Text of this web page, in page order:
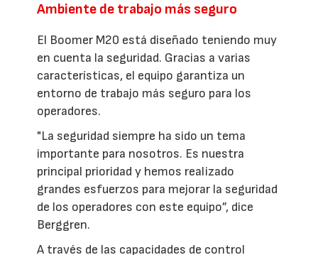
Ambiente de trabajo más seguro
El Boomer M20 está diseñado teniendo muy
en cuenta la seguridad. Gracias a varias
características, el equipo garantiza un
entorno de trabajo más seguro para los
operadores.
"La seguridad siempre ha sido un tema
importante para nosotros. Es nuestra
principal prioridad y hemos realizado
grandes esfuerzos para mejorar la seguridad
de los operadores con este equipo”, dice
Berggren.
A través de las capacidades de control